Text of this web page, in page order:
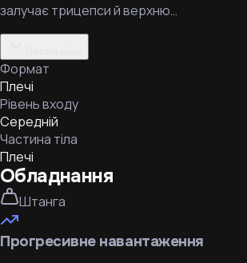
залучає трицепси й верхню…
Формат
Плечі
Рівень входу
Середній
Частина тіла
Плечі
Обладнання
Штанга
Прогресивне навантаження